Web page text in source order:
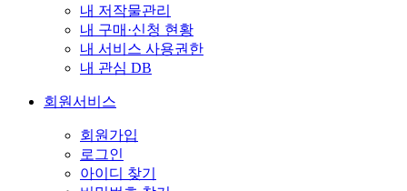
내 저작물관리
내 구매·신청 현황
내 서비스 사용권한
내 관심 DB
회원서비스
회원가입
로그인
아이디 찾기